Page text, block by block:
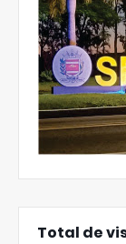
Total de